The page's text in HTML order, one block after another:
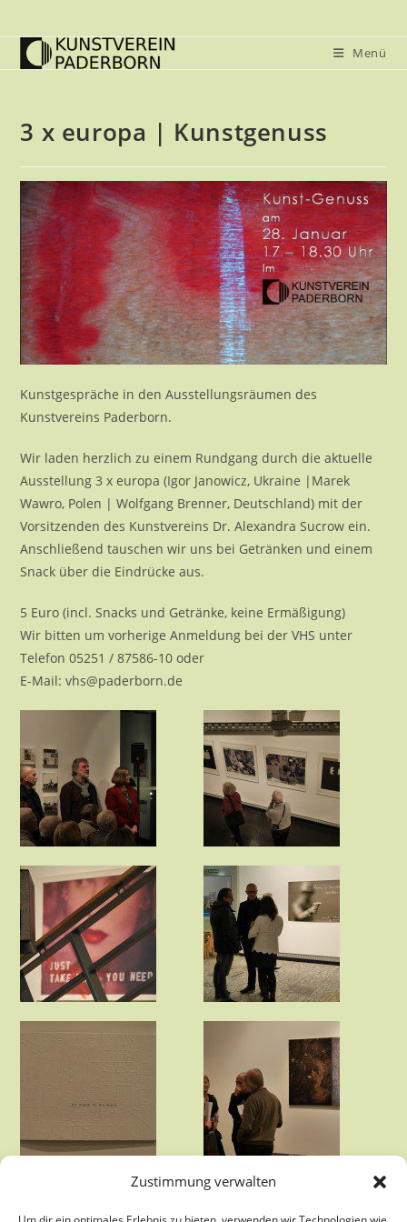
Zustimmung verwalten
Inhalt
springen
Menü
3 x europa | Kunstgenuss
Kunstgespräche in den Ausstellungsräumen des
Kunstvereins Paderborn.
Wir laden herzlich zu einem Rundgang durch die aktuelle
Ausstellung 3 x europa (Igor Janowicz, Ukraine |Marek
Wawro, Polen | Wolfgang Brenner, Deutschland) mit der
Vorsitzenden des Kunstvereins Dr. Alexandra Sucrow ein.
Anschließend tauschen wir uns bei Getränken und einem
Snack über die Eindrücke aus.
5 Euro (incl. Snacks und Getränke, keine Ermäßigung)
Wir bitten um vorherige Anmeldung bei der VHS unter
Telefon 05251 / 87586-10 oder
E-Mail: vhs@paderborn.de